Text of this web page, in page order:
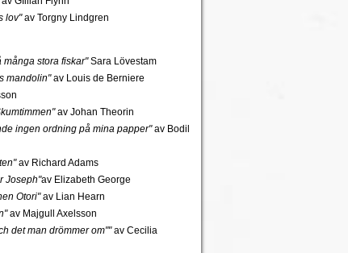
lov"av Torgny Lindgren
många stora fiskar"Sara Lövestam
mandolin"av Louis de Berniere
av Johan Theorin
ingen ordning på mina papper"av Bodil
av Richard Adams
Joseph"av Elizabeth George
Otori"av Lian Hearn
av Majgull Axelsson
det man drömmer om""av Cecilia